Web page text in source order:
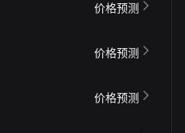
价格预测
价格预测
价格预测